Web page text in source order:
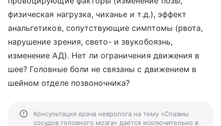
физическая нагрузка, чиханье и т.д.), эффект
анальгетиков, сопутствующие симптомы (рвота,
нарушение зрения, свето- и звукобоязнь,
изменение АД). Нет ли ограничения движения в
шее? Головные боли не связаны с движением в
шейном отделе позвоночника?
Консультация врача невролога на тему «Спазмы
сосудов головного мозга» дается исключительно в